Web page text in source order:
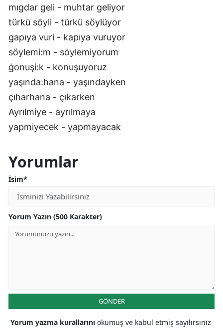
mıgdar geli - muhtar geliyor
türkü söyli - türkü söylüyor
gapıya vuri - kapıya vuruyor
söylemi:m - söylemiyorum
ġonuşi:k - konuşuyoruz
yaşında:hana - yaşındayken
çıharhana - çıkarken
Ayrılmiye - ayrılmaya
yapmiyecek - yapmayacak
Yorumlar
İsim*
Yorum Yazın (500 Karakter)
GÖNDER
Yorum yazma kurallarını okumuş ve kabul etmiş sayılırsınız